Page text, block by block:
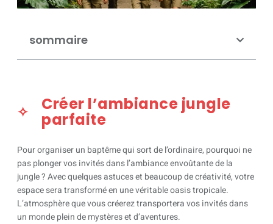
sommaire
Créer l’ambiance jungle
parfaite
Pour organiser un baptême qui sort de l’ordinaire, pourquoi ne
pas plonger vos invités dans l’ambiance envoûtante de la
jungle ? Avec quelques astuces et beaucoup de créativité, votre
espace sera transformé en une véritable oasis tropicale.
L’atmosphère que vous créerez transportera vos invités dans
un monde plein de mystères et d’aventures.